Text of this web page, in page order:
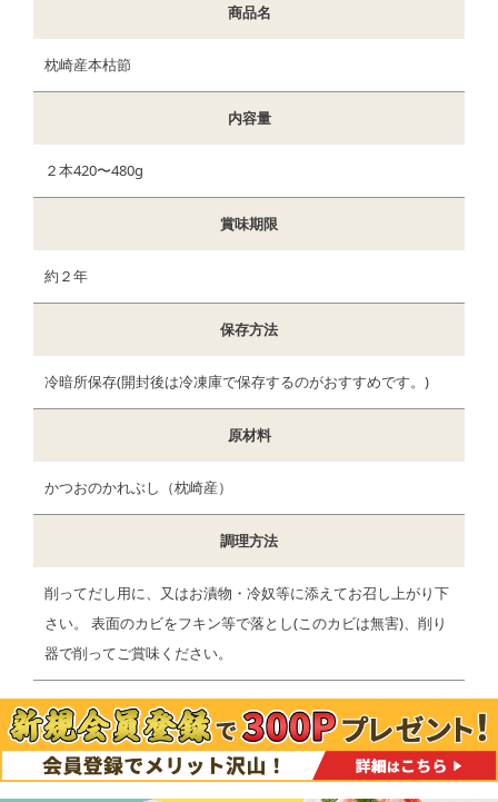
商品名
枕崎産本枯節
内容量
２本420〜480g
賞味期限
約２年
保存方法
冷暗所保存(開封後は冷凍庫で保存するのがおすすめです。)
原材料
かつおのかれぶし（枕崎産）
調理方法
削ってだし用に、又はお漬物・冷奴等に添えてお召し上がり下
さい。 表面のカビをフキン等で落とし(このカビは無害)、削り
器で削ってご賞味ください。